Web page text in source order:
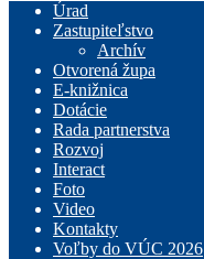
Úrad
Zastupiteľstvo
Archív
Otvorená župa
E-knižnica
Dotácie
Rada partnerstva
Rozvoj
Interact
Foto
Video
Kontakty
Voľby do VÚC 2026